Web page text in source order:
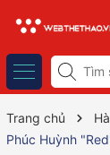
Trang chủ
Phúc Huỳnh